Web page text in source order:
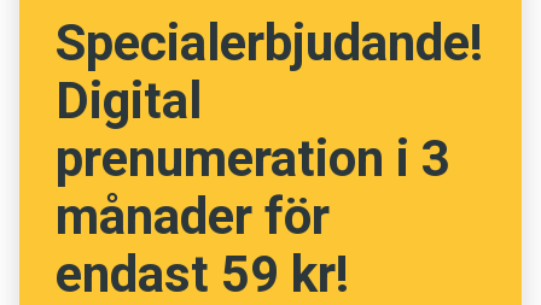
Specialerbjudande!
Digital
prenumeration i 3
månader för
endast 59 kr!